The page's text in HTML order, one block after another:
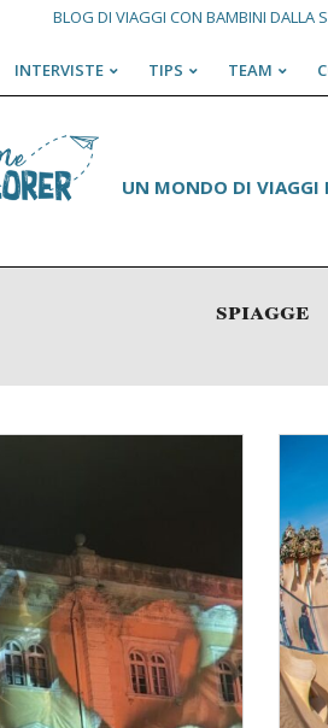
BLOG DI VIAGGI CON BAMBINI DALLA
Primary
INTERVISTE TIPS TEAM
UN MONDO DI VIAGGI
spiagge